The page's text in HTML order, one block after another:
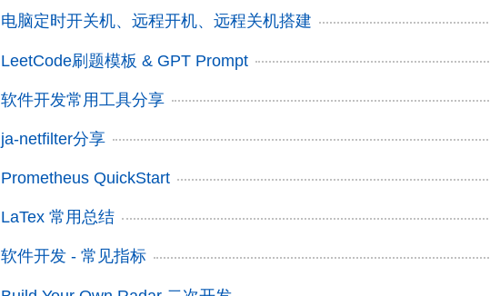
电脑定时开关机、远程开机、远程关机搭建
LeetCode刷题模板 & GPT Prompt
软件开发常用工具分享
ja-netfilter分享
Prometheus QuickStart
LaTex 常用总结
软件开发 - 常见指标